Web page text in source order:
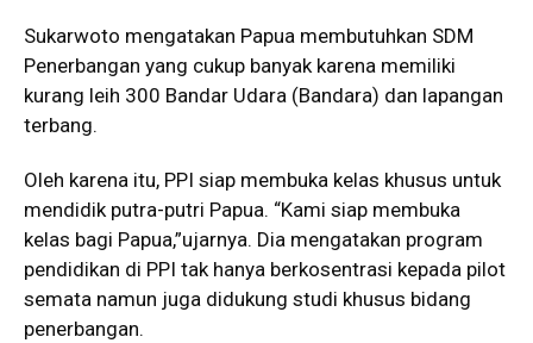
Sukarwoto mengatakan Papua membutuhkan SDM
Penerbangan yang cukup banyak karena memiliki
kurang leih 300 Bandar Udara (Bandara) dan lapangan
terbang.
Oleh karena itu, PPI siap membuka kelas khusus untuk
mendidik putra-putri Papua. “Kami siap membuka
kelas bagi Papua,”ujarnya. Dia mengatakan program
pendidikan di PPI tak hanya berkosentrasi kepada pilot
semata namun juga didukung studi khusus bidang
penerbangan.